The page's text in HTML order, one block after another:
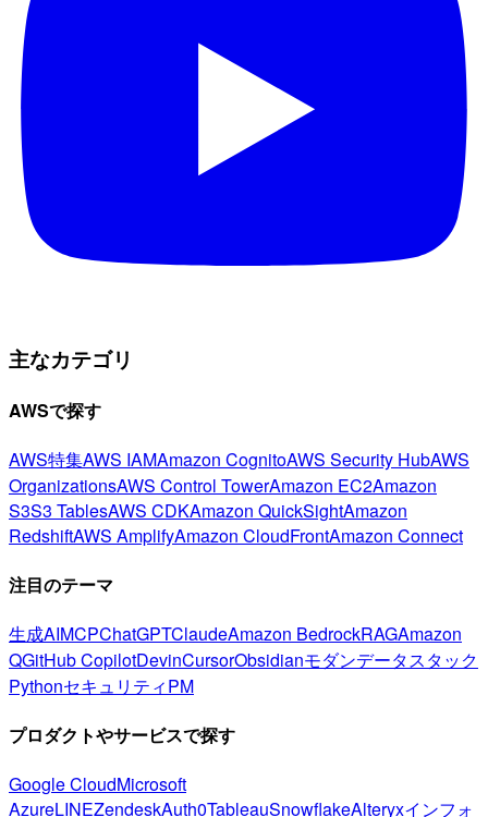
主なカテゴリ
AWSで探す
AWS特集AWS IAMAmazon CognitoAWS Security HubAWS
OrganizationsAWS Control TowerAmazon EC2Amazon
S3S3 TablesAWS CDKAmazon QuickSightAmazon
RedshiftAWS AmplifyAmazon CloudFrontAmazon Connect
注目のテーマ
生成AIMCPChatGPTClaudeAmazon BedrockRAGAmazon
QGitHub CopilotDevinCursorObsidianモダンデータスタック
PythonセキュリティPM
プロダクトやサービスで探す
Google CloudMicrosoft
AzureLINEZendeskAuth0TableauSnowflakeAlteryxインフォ